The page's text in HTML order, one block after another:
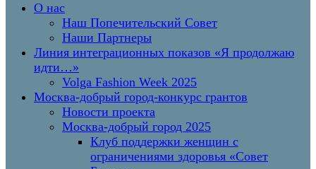
О нас
Наш Попечительский Совет
Наши Партнеры
Линия интеграционных показов «Я продолжаю
идти…»
Volga Fashion Week 2025
Москва-добрый город-конкурс грантов
Новости проекта
Москва-добрый город 2025
Клуб поддержки женщин с
ограничениями здоровья «Совет